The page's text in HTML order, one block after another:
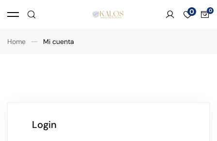
0
Home Mi cuenta
Login